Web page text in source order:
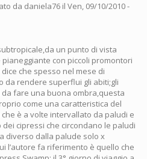
da daniela76 il Ven, 09/10/2010 -
un punto di vista
con piccoli promontori
che spesso nel mese di
da rendere superflui gli abiti;gli
fare una buona ombra,questa
come una caratteristica del
è a volte intervallato da paludi e
cipressi che circondano le paludi
diverso dalla palude solo x
l’autore fa riferimento è quello che